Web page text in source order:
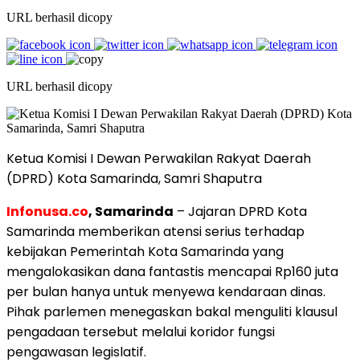
URL berhasil dicopy
URL berhasil dicopy
Ketua Komisi I Dewan Perwakilan Rakyat Daerah
(DPRD) Kota Samarinda, Samri Shaputra
Infonusa.co, Samarinda – Jajaran DPRD Kota
Samarinda memberikan atensi serius terhadap
kebijakan Pemerintah Kota Samarinda yang
mengalokasikan dana fantastis mencapai Rp160 juta
per bulan hanya untuk menyewa kendaraan dinas.
Pihak parlemen menegaskan bakal menguliti klausul
pengadaan tersebut melalui koridor fungsi
pengawasan legislatif.